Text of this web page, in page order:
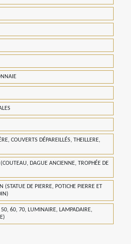
COUVERTS DÉPAREILLÉS, THEILLERE,
DAGUE ANCIENNE, TROPHÉE DE
(STATUE DE PIERRE, POTICHE PIERRE ET
50, 60, 70, LUMINAIRE, LAMPADAIRE,